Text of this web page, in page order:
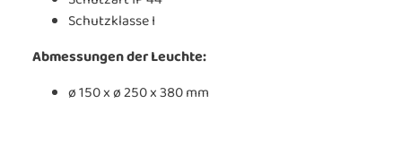
Schutzklasse I
Abmessungen der Leuchte:
ø 150 x ø 250 x 380 mm